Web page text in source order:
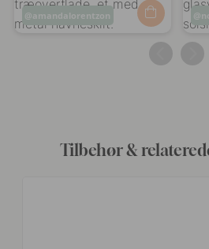
Opslag
amandalorentzon
Tilbehør &